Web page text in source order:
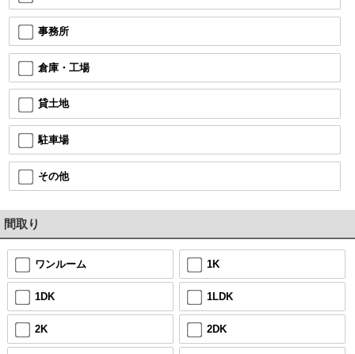
事務所
倉庫・工場
貸土地
駐車場
その他
間取り
ワンルーム 1K
1DK 1LDK
2K 2DK